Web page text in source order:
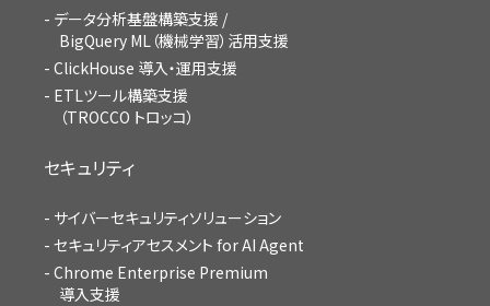
データ分析基盤構築支援 /
BigQuery ML（機械学習）活用支援
ClickHouse 導入・運用支援
ETLツール構築支援
（TROCCO トロッコ）
セキュリティ
サイバーセキュリティソリューション
セキュリティアセスメント for AI Agent
Chrome Enterprise Premium
導入支援